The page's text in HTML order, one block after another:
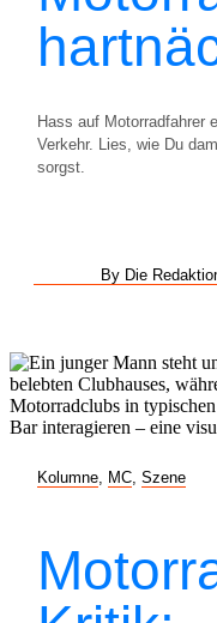
Hass auf Motorradfahrer
Verkehr. Lies, wie Du
sorgst.
By Die
Kolumne MC Szene